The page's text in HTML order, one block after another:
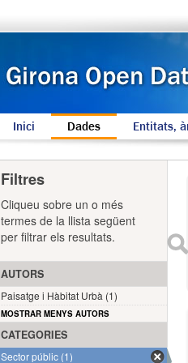
Inici Dades Entitats,
Filtres
Cliqueu sobre un o més
termes de la llista següent
per filtrar els resultats.
AUTORS
Paisatge i Hàbitat Urbà (1)
MOSTRAR MENYS AUTORS
CATEGORIES
Sector públic (1)